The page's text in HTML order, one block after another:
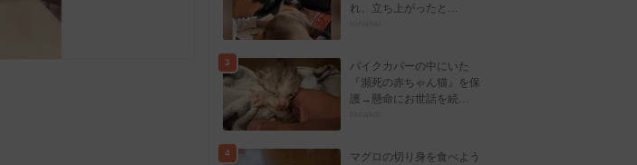
れ、立ち上がったと…
3
バイクカバーの中にいた
『瀕死の赤ちゃん猫』を保
護→懸命にお世話を続…
4
マグロの切り身を食べよう